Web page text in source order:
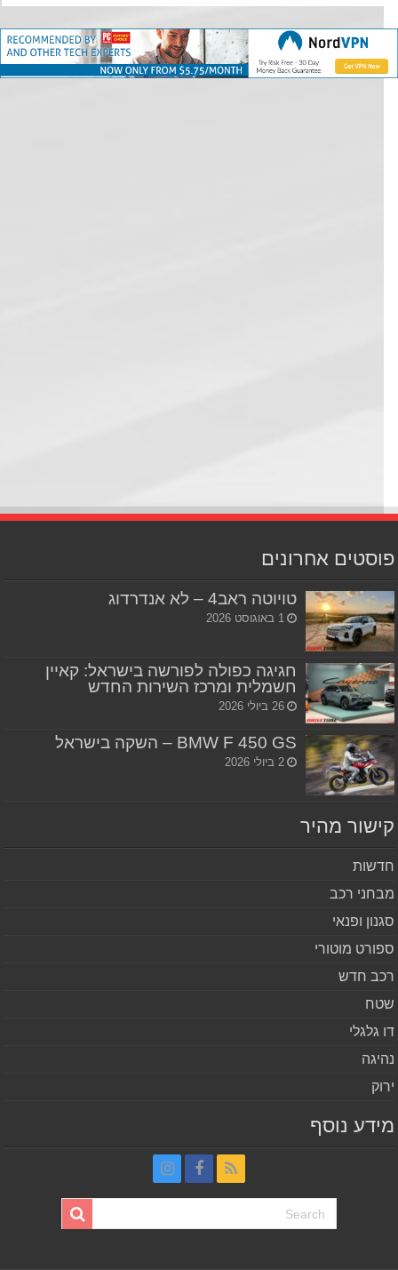
אחרונים
טויוטה ראב4 – לא אנדרדוג
1 באוגוסט 2026
חגיגה כפולה לפורשה בישראל: קאיין
חשמלית ומרכז השירות החדש
26 ביולי 2026
BMW F 450 GS – השקה בישראל
2 ביולי 2026
מהיר
רכב
ופנאי
מוטורי
חדש
גלגלי
נוסף